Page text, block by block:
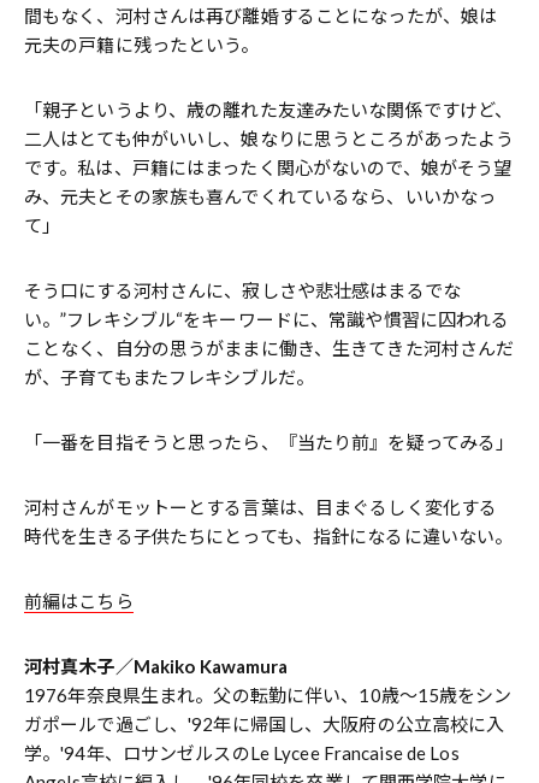
間もなく、河村さんは再び離婚することになったが、娘は
元夫の戸籍に残ったという。
「親子というより、歳の離れた友達みたいな関係ですけど、
二人はとても仲がいいし、娘なりに思うところがあったよう
です。私は、戸籍にはまったく関心がないので、娘がそう望
み、元夫とその家族も喜んでくれているなら、いいかなっ
て」
そう口にする河村さんに、寂しさや悲壮感はまるでな
い。”フレキシブル“をキーワードに、常識や慣習に囚われる
ことなく、自分の思うがままに働き、生きてきた河村さんだ
が、子育てもまたフレキシブルだ。
「一番を目指そうと思ったら、『当たり前』を疑ってみる」
河村さんがモットーとする言葉は、目まぐるしく変化する
時代を生きる子供たちにとっても、指針になるに違いない。
前編はこちら
河村真木子／Makiko Kawamura
1976年奈良県生まれ。父の転勤に伴い、10歳～15歳をシン
ガポールで過ごし、'92年に帰国し、大阪府の公立高校に入
学。'94年、ロサンゼルスのLe Lycee Francaise de Los